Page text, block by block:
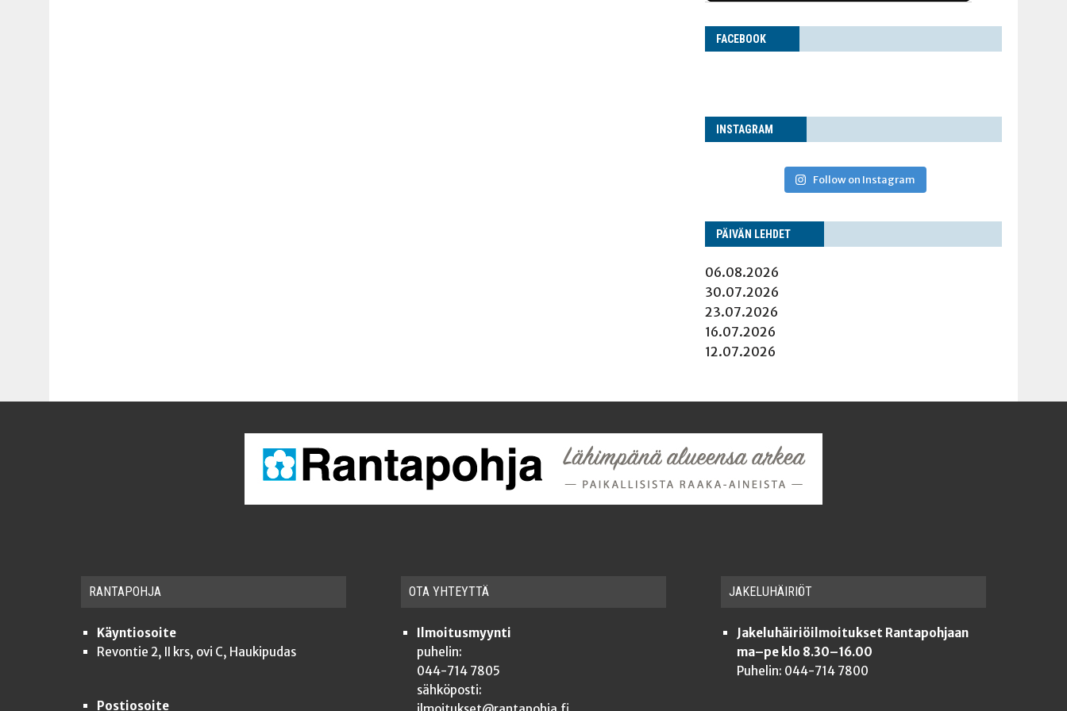
FACE­BOOK
INS­TA­GRAM
Follow on Instagram
PÄI­VÄN LEHDET
06.08.2026
30.07.2026
23.07.2026
16.07.2026
12.07.2026
RAN­TA­POH­JA
Käyntiosoite
Revontie 2, II krs, ovi C, Haukipudas
Postiosoite
OTA YHTEYT­TÄ
Ilmoitusmyynti
puhelin:
044-714 7805
sähköposti:
JAKE­LU­HÄI­RIÖT
Jakeluhäiriöilmoitukset Rantapohjaan
ma–pe klo 8.30–16.00
Puhelin: 044-714 7800